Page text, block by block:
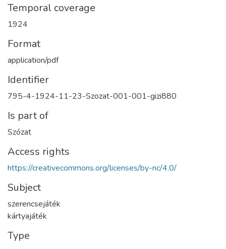
Temporal coverage
1924
Format
application/pdf
Identifier
795-4-1924-11-23-Szozat-001-001-gizi880
Is part of
Szózat
Access rights
https://creativecommons.org/licenses/by-nc/4.0/
Subject
szerencsejáték
kártyajáték
Type